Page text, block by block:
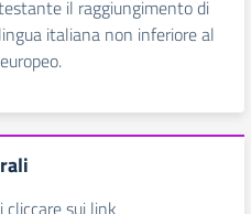
il raggiungimento di
italiana non inferiore al
cliccare sui link